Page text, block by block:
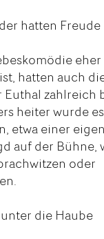
hatten Freude
eher
hatten auch
Euthal zahlreich
heiter wurde
etwa einer
auf der Bühne,
oder
die Haube